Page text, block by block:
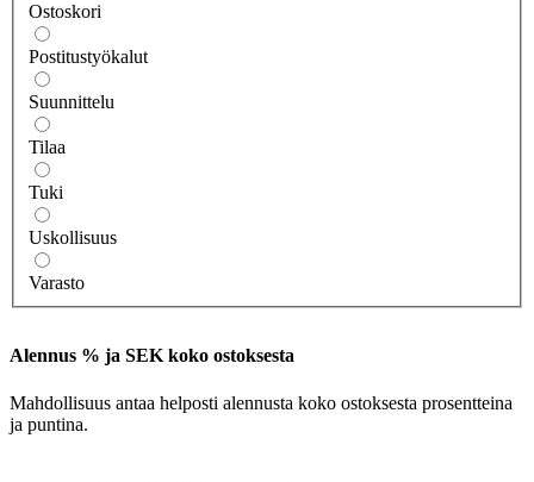
Ostoskori
Postitustyökalut
Suunnittelu
Tilaa
Tuki
Uskollisuus
Varasto
Alennus % ja SEK koko ostoksesta
Mahdollisuus antaa helposti alennusta koko ostoksesta prosentteina
ja puntina.